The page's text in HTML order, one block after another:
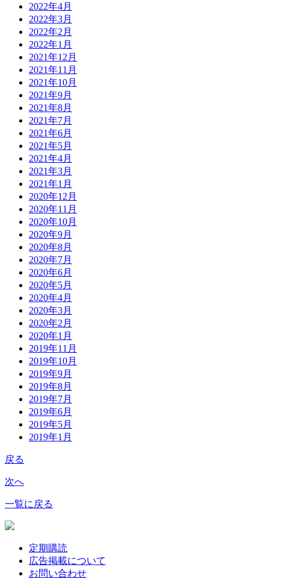
2022年4月
2022年3月
2022年2月
2022年1月
2021年12月
2021年11月
2021年10月
2021年9月
2021年8月
2021年7月
2021年6月
2021年5月
2021年4月
2021年3月
2021年1月
2020年12月
2020年11月
2020年10月
2020年9月
2020年8月
2020年7月
2020年6月
2020年5月
2020年4月
2020年3月
2020年2月
2020年1月
2019年11月
2019年10月
2019年9月
2019年8月
2019年7月
2019年6月
2019年5月
2019年1月
戻る
次へ
一覧に戻る
定期購読
広告掲載について
お問い合わせ